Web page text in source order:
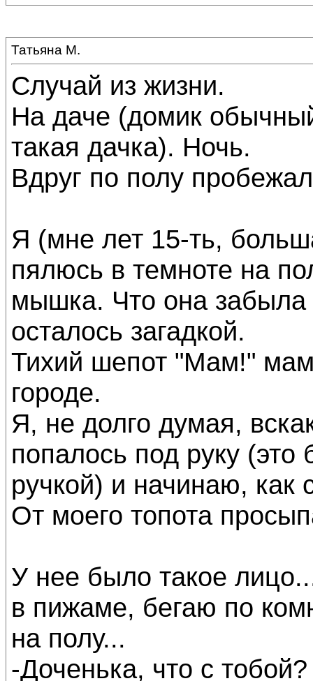
Татьяна М.
Случай из жизни.
На даче (домик
такая дачка). Ночь.
Вдруг по полу
Я (мне лет 15-ть,
пялюсь в темноте на
мышка. Что она забыла
осталось загадкой.
Тихий шепот "Мам!"
городе.
Я, не долго думая,
попалось под руку
ручкой) и начинаю, как
От моего топота
У нее было такое
в пижаме, бегаю по
на полу...
-Доченька, что с тобой?